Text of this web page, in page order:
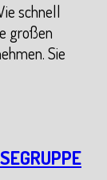
schnell
großen
Sie